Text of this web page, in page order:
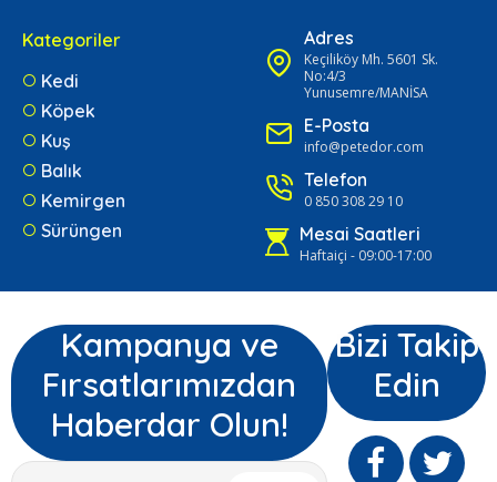
Kategoriler
Kedi
Köpek
Kuş
Balık
Kemirgen
Sürüngen
Adres
Keçiliköy Mh. 5601 Sk.
No:4/3
Yunusemre/MANİSA
E-Posta
info@petedor.com
Telefon
0 850 308 29 10
Mesai Saatleri
Haftaiçi - 09:00-17:00
Kampanya ve
Fırsatlarımızdan
Haberdar Olun!
Bizi Takip
Edin